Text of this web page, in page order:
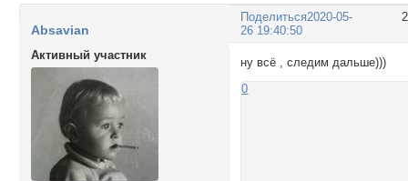
Поделиться2020-05-
26 19:40:50
Absavian
Активный участник
ну всё , следим дальше)))
0